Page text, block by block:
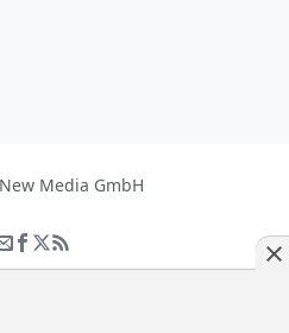
Media GmbH